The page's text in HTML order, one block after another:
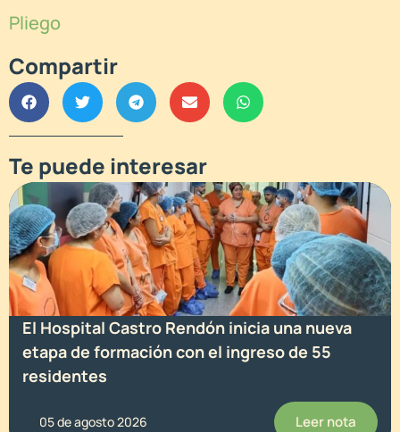
Pliego
Compartir
Te puede interesar
El Hospital Castro Rendón inicia una nueva
etapa de formación con el ingreso de 55
residentes
05 de agosto 2026 Leer nota